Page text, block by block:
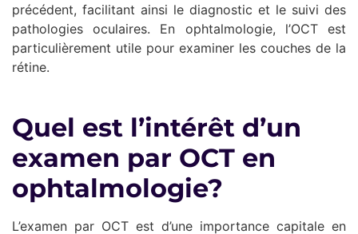
précédent, facilitant ainsi le diagnostic et le suivi des
pathologies oculaires. En ophtalmologie, l’OCT est
particulièrement utile pour examiner les couches de la
rétine.
Quel est l’intérêt d’un
examen par OCT en
ophtalmologie?
L’examen par OCT est d’une importance capitale en